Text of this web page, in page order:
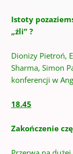
Istoty
„źli” ?
Dionizy Pietroń,
Sharma, Simon
konferencji w
18.45
Zakończenie